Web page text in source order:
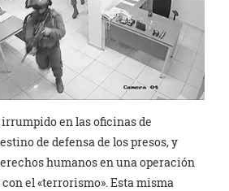
en las oficinas de
de defensa de los presos, y
humanos en una operación
el «terrorismo». Esta misma